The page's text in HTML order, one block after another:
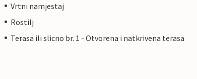
Vrtni namjestaj
Rostilj
Terasa ili slicno br. 1 - Otvorena i natkrivena terasa